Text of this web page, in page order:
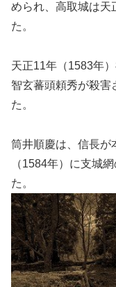
められ、高取城は天
た。
天正11年（1583年
智玄蕃頭頼秀が殺害
た。
筒井順慶は、信長が
（1584年）に支城
た。